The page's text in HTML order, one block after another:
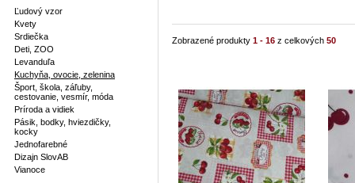
Ľudový vzor
Kvety
Srdiečka
Deti, ZOO
Levanduľa
Kuchyňa, ovocie, zelenina
Šport, škola, záľuby,
cestovanie, vesmír, móda
Príroda a vidiek
Pásik, bodky, hviezdičky,
kocky
Jednofarebné
Dizajn SlovAB
Vianoce
Zobrazené produkty 1 - 16 z celkových 50